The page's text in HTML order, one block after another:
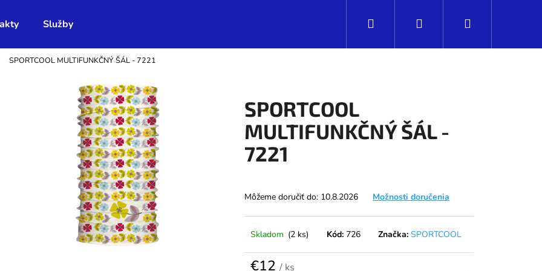
Služby Prihlásenie
SPORTCOOL MULTIFUNKČNÝ ŠÁL - 7221
SPORTCOOL
MULTIFUNKČNÝ ŠÁL -
7221
Môžeme doručiť do: 10.8.2026 Možnosti doručenia
Skladom (2 ks) Kód: 726 Značka:SPORTCOOL
€12 / ks
Čo potrebujete nájsť?
HĽADAŤ
Odporúčame
Nasledujúce